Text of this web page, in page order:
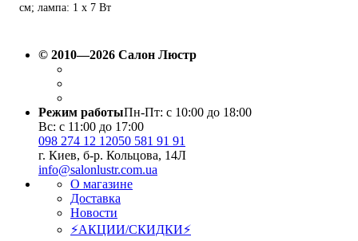
см; лампа: 1 x 7 Вт
© 2010—2026 Салон Люстр
Режим работыПн-Пт: с 10:00 до 18:00
Вс: с 11:00 до 17:00
098 274 12 12050 581 91 91
г. Киев, б-р. Кольцова, 14Л
info@salonlustr.com.ua
О магазине
Доставка
Новости
⚡АКЦИИ/СКИДКИ⚡